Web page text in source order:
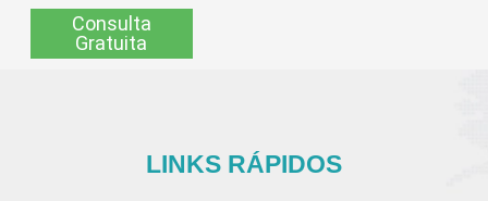
Consulta
Gratuita
LINKS RÁPIDOS